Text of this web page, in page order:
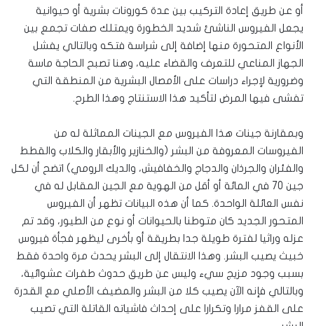
أو عن طريق إعادة التركيب بين عدة كورونات بشرية أو حيوانية
يجعل الفيروس الناشئ شديد الخطورة ويمتلك صفات تجمع بين
الأنواع المتحورة منها إضافة إلى شراسة فتكه وبالتالي يفشل
الجهاز المناعي للتعرف والقضاء عليه، وهنا تصبح الحاجة ماسة
وضرورية لإجراء دراسات على الأمصال البشرية من المنطقة التي
تفشى فيها المرض لتأكيد هذا الاستنتاج وهذا الطرح.
وبمقارنة جينات هذا الفيروس مع الجينات المماثلة له من
الفيروسات المعروفة من البشر (والخنازير والأبقار والكلاب والقطط
والفئران والجرذان والدجاج والخفافيش، والديك الرومي) اتضح أن لكل
جين 70 في المائة أو أقل من الهوية مع الجين المقابل له في
نفس العائلة الواحدة. كما أن هذه البيانات تظهر أن الفيروس
المتحور الجديد كان متوطنا بالحيوانات أو نوع من الطيور، وقد تم
عزله وراثيا لفترة طويلة جدا بطريقة أو بأخرى ليظهر فجأة فيروس
خبيث يصيب البشر. وهذا الانتقال إلى البشر يحدث مرة واحدة فقط
بسبب وجود مزيج سيء وليس عن طريق حدوث طفرات عشوائية،
وبالتالي فإنه الآن يصيب كلا من البشر والمضيف الأصلي مع القدرة
على القفز مرارا وتكرارا على إحداث فاشياته القاتلة التي تصيب